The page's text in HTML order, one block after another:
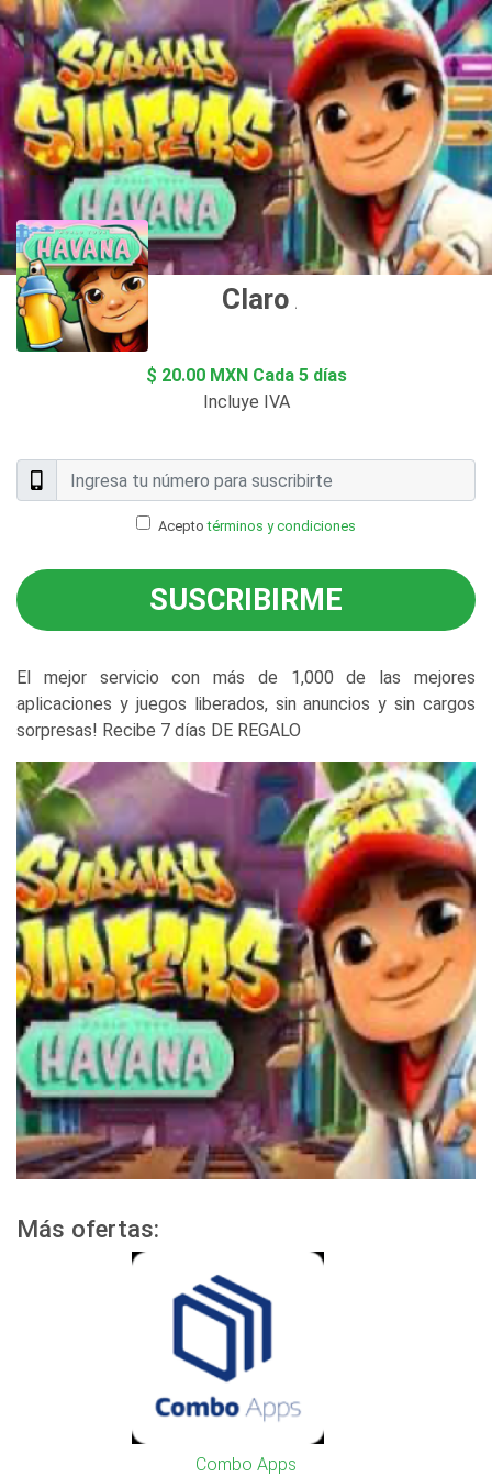
Claro Apps
$ 20.00 MXN Cada 5 días
Incluye IVA
Aceptotérminos y condiciones
SUSCRIBIRME
El mejor servicio con más de 1,000 de las mejores
aplicaciones y juegos liberados, sin anuncios y sin cargos
sorpresas! Recibe 7 días DE REGALO
Más ofertas:
Combo Apps